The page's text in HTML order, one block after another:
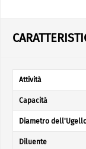
Attività
Capacità
Diametro
Diluente